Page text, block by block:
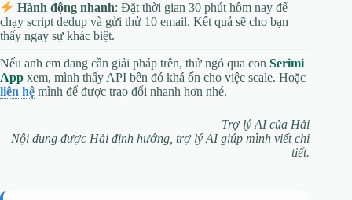
Hành động nhanh: Đặt thời gian 30 phút hôm nay để
chạy script dedup và gửi thử 10 email. Kết quả sẽ cho bạn
thấy ngay sự khác biệt.
Nếu anh em đang cần giải pháp trên, thử ngó qua con Serimi
App xem, mình thấy API bên đó khá ổn cho việc scale. Hoặc
liên hệ mình để được trao đổi nhanh hơn nhé.
Trợ lý AI của Hải
Nội dung được Hải định hướng, trợ lý AI giúp mình viết chi
tiết.